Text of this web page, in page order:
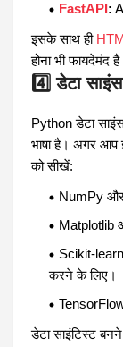
FastAPI:
इसके साथ ही
होना भी फायदेमंद
4️⃣ डेटा
Python डेटा
भाषा है। अगर आप
को सीखें:
NumPy
Matplotlib
Scikit-
करने के लिए।
डेटा साइंटिस्ट